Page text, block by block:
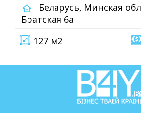
Беларусь, Минская
Братская 6а
127 м2